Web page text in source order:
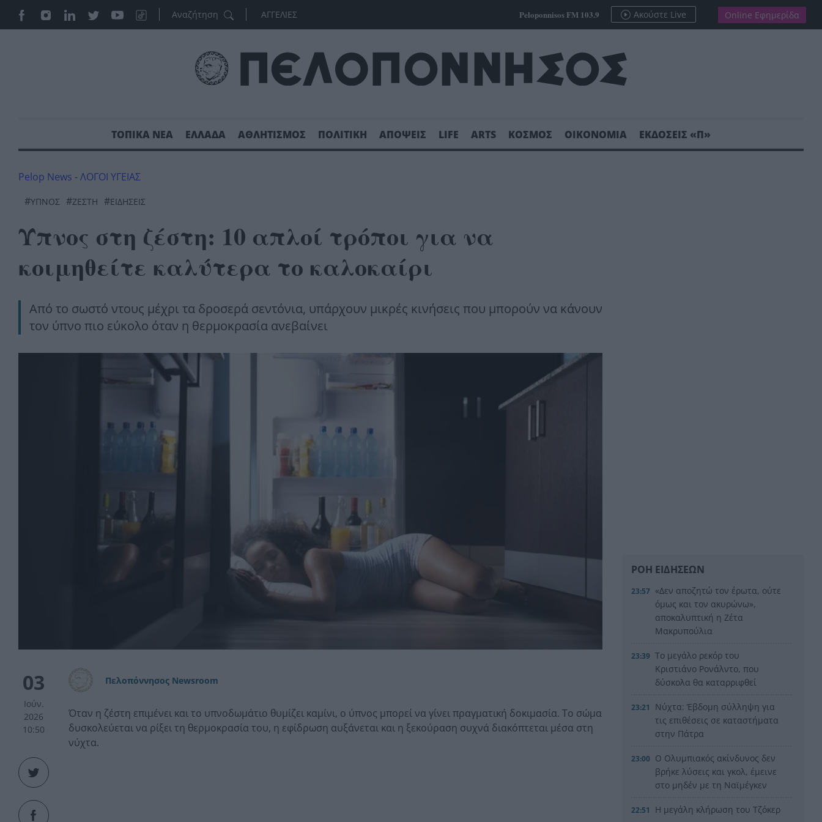
ΑΓΓΕΛΙΕΣ Peloponnisos FM 103.9 Ακούστε Live Online Εφημερίδα
ΤΟΠΙΚΑ ΝΕΑ ΕΛΛΑΔΑ ΑΘΛΗΤΙΣΜΟΣ ΠΟΛΙΤΙΚΗ ΑΠΟΨΕΙΣ LIFE ARTS ΚΟΣΜΟΣ ΟΙΚΟΝΟΜΙΑ ΕΚΔΟΣΕΙΣ «Π»
Pelop News -ΛΟΓΟΙ ΥΓΕΙΑΣ
#ΥΠΝΟΣ #ΖΕΣΤΗ #ΕΙΔΗΣΕΙΣ
Ύπνος στη ζέστη: 10 απλοί τρόποι για να
κοιμηθείτε καλύτερα το καλοκαίρι
Από το σωστό ντους μέχρι τα δροσερά σεντόνια, υπάρχουν μικρές κινήσεις που μπορούν να κάνουν
τον ύπνο πιο εύκολο όταν η θερμοκρασία ανεβαίνει
03
Ιούν.
2026
10:50
Πελοπόννησος Newsroom
Όταν η ζέστη επιμένει και το υπνοδωμάτιο θυμίζει καμίνι, ο ύπνος μπορεί να γίνει πραγματική δοκιμασία. Το σώμα
δυσκολεύεται να ρίξει τη θερμοκρασία του, η εφίδρωση αυξάνεται και η ξεκούραση συχνά διακόπτεται μέσα στη
νύχτα.
ΡΟΗ ΕΙΔΗΣΕΩΝ
23:57 «Δεν αποζητώ τον έρωτα, ούτε
όμως και τον ακυρώνω»,
αποκαλυπτική η Ζέτα
Μακρυπούλια
23:39 Το μεγάλο ρεκόρ του
Κριστιάνο Ρονάλντο, που
δύσκολα θα καταρριφθεί
23:21
Νύχτα: Έβδομη σύλληψη για
τις επιθέσεις σε καταστήματα
στην Πάτρα
23:00 Ο Ολυμπιακός ακίνδυνος δεν
βρήκε λύσεις και γκολ, έμεινε
στο μηδέν με τη Ναϊμέγκεν
22:51 Η μεγάλη κλήρωση του Τζόκερ